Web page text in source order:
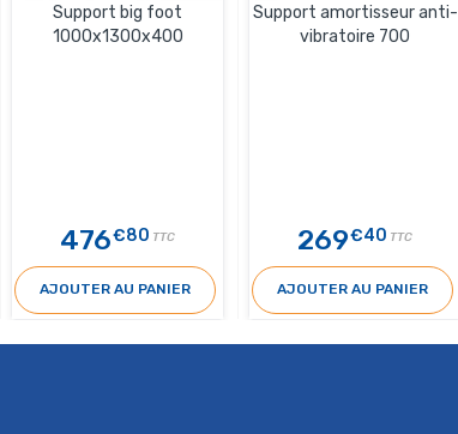
Support big foot
1000x1300x400
476€80 TTC
AJOUTER AU PANIER
Support amortisseur anti-
vibratoire 700
269€40 TTC
AJOUTER AU PANIER